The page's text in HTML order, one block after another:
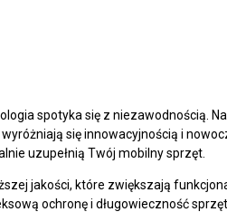
spotyka się z niezawodnością.
się innowacyjnością i
uzupełnią Twój mobilny sprzęt.
jakości, które zwiększają
ochronę i długowieczność